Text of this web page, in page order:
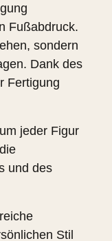
Fußabdruck.
sondern
Dank des
Fertigung
jeder Figur
und des
Stil